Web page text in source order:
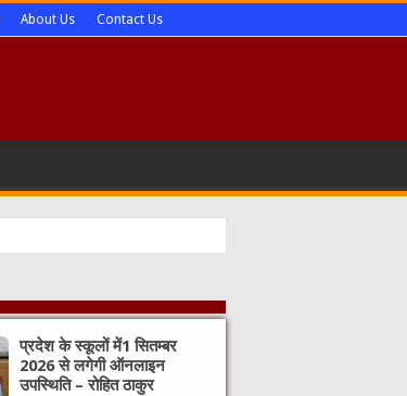
About Us Contact Us
प्रदेश के स्कूलों में1 सितम्बर
2026 से लगेगी ऑनलाइन
उपस्थिति – रोहित ठाकुर